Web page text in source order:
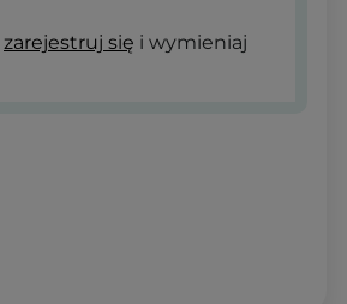
zarejestruj się i wymieniaj